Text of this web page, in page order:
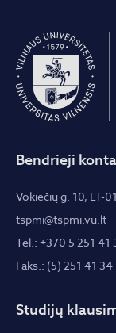
Bendrieji
Vokiečių g. 10, LT-
tspmi@tspmi.vu.lt
Tel.: +370 5 251 41
Faks.: (5) 251 41 34
Studijų